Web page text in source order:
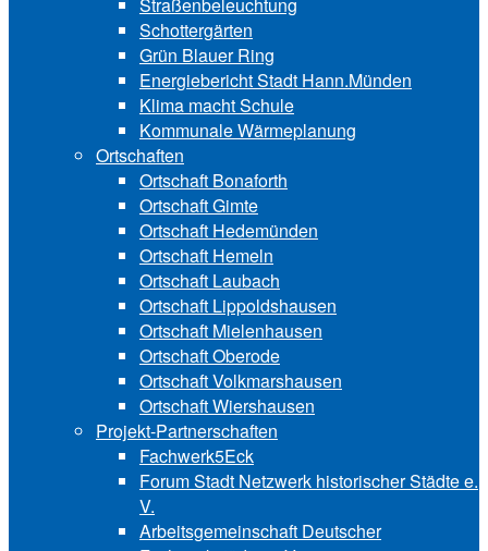
Straßenbeleuchtung
Schottergärten
Grün Blauer Ring
Energiebericht Stadt Hann.Münden
Klima macht Schule
Kommunale Wärmeplanung
Ortschaften
Ortschaft Bonaforth
Ortschaft Gimte
Ortschaft Hedemünden
Ortschaft Hemeln
Ortschaft Laubach
Ortschaft Lip‍polds‍hau‍sen
Ortschaft Mielenhausen
Ortschaft Oberode
Ortschaft Volk‍mars‍hau‍sen
Ortschaft Wiershausen
Projekt-Partnerschaften
Fachwerk5Eck
Forum Stadt Netzwerk historischer Städte e.
V.
Arbeitsgemeinschaft Deutscher